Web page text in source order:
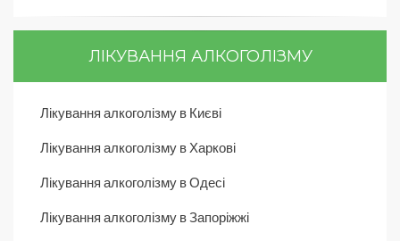
ЛІКУВАННЯ АЛКОГОЛІЗМУ
Лікування алкоголізму в Києві
Лікування алкоголізму в Харкові
Лікування алкоголізму в Одесі
Лікування алкоголізму в Запоріжжі